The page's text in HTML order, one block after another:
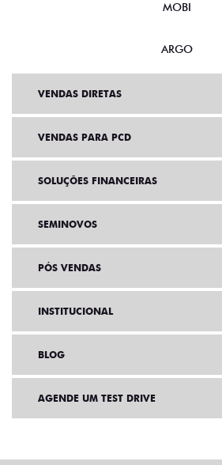
MOBI
ARGO
VENDAS DIRETAS
VENDAS PARA PCD
SOLUÇÕES FINANCEIRAS
SEMINOVOS
PÓS VENDAS
INSTITUCIONAL
BLOG
AGENDE UM TEST DRIVE